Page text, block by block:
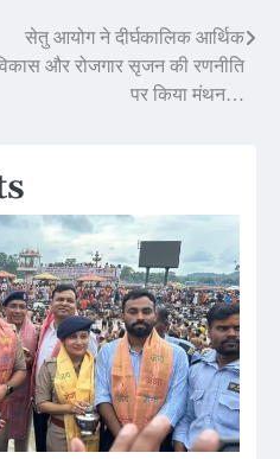
सेतु आयोग ने दीर्घकालिक आर्थिक
और रोजगार सृजन की रणनीति
पर किया मंथन…